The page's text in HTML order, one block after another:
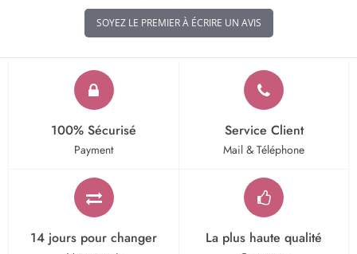
SOYEZ LE PREMIER À ÉCRIRE UN AVIS
100% Sécurisé
Payment
Service Client
Mail & Téléphone
14 jours pour changer La plus haute qualité